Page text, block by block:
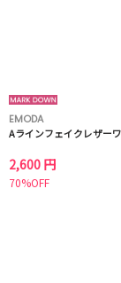
EMODA
Aラインフェイクレザー
2,600 円
70%OFF